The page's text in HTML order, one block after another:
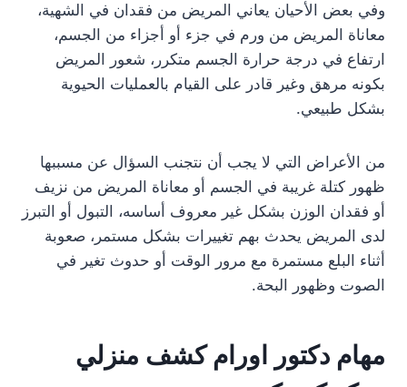
وفي بعض الأحيان يعاني المريض من فقدان في الشهية،
معاناة المريض من ورم في جزء أو أجزاء من الجسم،
ارتفاع في درجة حرارة الجسم متكرر، شعور المريض
بكونه مرهق وغير قادر على القيام بالعمليات الحيوية
بشكل طبيعي.
من الأعراض التي لا يجب أن نتجنب السؤال عن مسببها
ظهور كتلة غريبة في الجسم أو معاناة المريض من نزيف
أو فقدان الوزن بشكل غير معروف أساسه، التبول أو التبرز
لدى المريض يحدث بهم تغييرات بشكل مستمر، صعوبة
أثناء البلع مستمرة مع مرور الوقت أو حدوث تغير في
الصوت وظهور البحة.
مهام دكتور اورام كشف منزلي